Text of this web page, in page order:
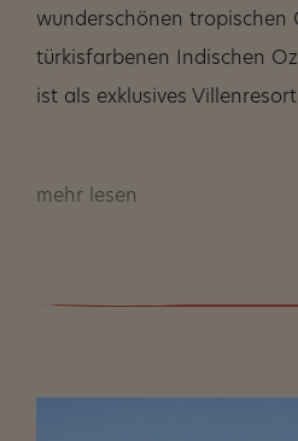
wunderschönen tropischen
türkisfarbenen Indischen
ist als exklusives
mehr lesen